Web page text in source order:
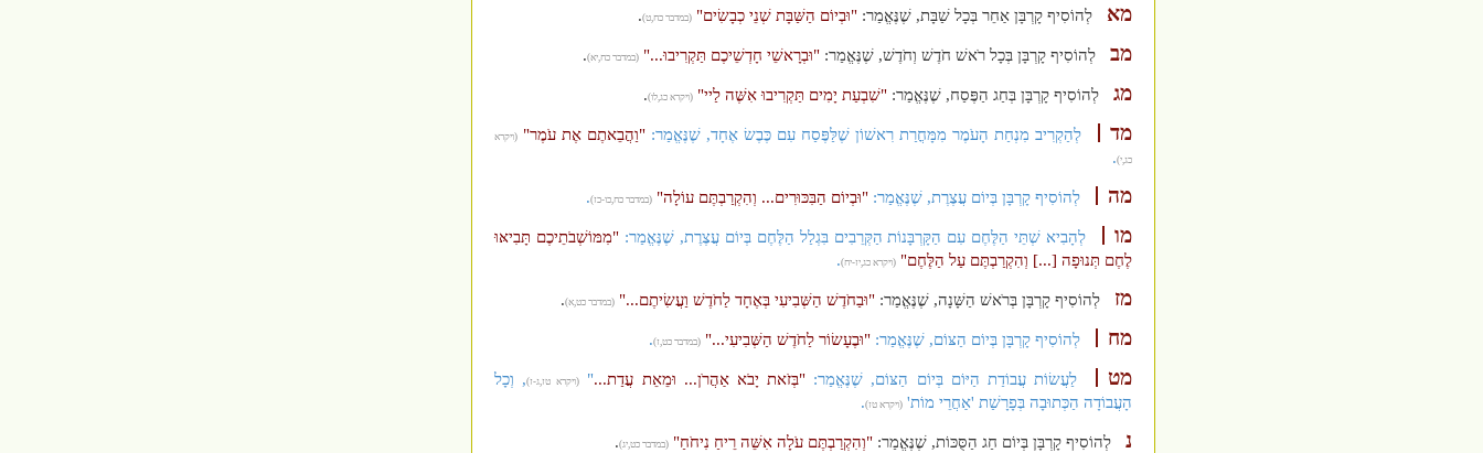
מא לְהוֹסִיף קָרְבָּן אַחֵר בְּכָל שַׁבָּת, שֶׁנֶּאֱמַר:"וּבְיוֹם הַשַּׁבָּת שְׁנֵי כְבָשִׂים" (במדבר כח,ט).
מב לְהוֹסִיף קָרְבָּן בְּכָל רֹאשׁ חֹדֶשׁ וְחֹדֶשׁ, שֶׁנֶּאֱמַר:"וּבְרָאשֵׁי חָדְשֵׁיכֶם תַּקְרִיבוּ..." (במדבר כח,יא).
מג לְהוֹסִיף קָרְבָּן בְּחַג הַפֶּסַח, שֶׁנֶּאֱמַר:"שִׁבְעַת יָמִים תַּקְרִיבוּ אִשֶּׁה לַיי" (ויקרא כג,לו).
מד לְהַקְרִיב מִנְחַת הָעֹמֶר מִמָּחֳרַת רִאשׁוֹן שֶׁלַּפֶּסַח עִם כֶּבֶשׂ אֶחָד, שֶׁנֶּאֱמַר: "וַהֲבֵאתֶם אֶת עֹמֶר" (ויקרא
כג,י).
מה לְהוֹסִיף קָרְבָּן בְּיוֹם עֲצֶרֶת, שֶׁנֶּאֱמַר: "וּבְיוֹם הַבִּכּוּרִים... וְהִקְרַבְתֶּם עוֹלָה" (במדבר כח,כו-כז).
מו לְהָבִיא שְׁתֵּי הַלֶּחֶם עִם הַקָּרְבָּנוֹת הַקְּרֵבִים בִּגְלַל הַלֶּחֶם בְּיוֹם עֲצֶרֶת, שֶׁנֶּאֱמַר:"מִמּוֹשְׁבֹתֵיכֶם תָּבִיאּוּ
לֶחֶם תְּנוּפָה [...] וְהִקְרַבְתֶּם עַל הַלֶּחֶם" (ויקרא כג,יז-יח).
מז לְהוֹסִיף קָרְבָּן בְּרֹאשׁ הַשָּׁנָה, שֶׁנֶּאֱמַר:"וּבַחֹדֶשׁ הַשְּׁבִיעִי בְּאֶחָד לַחֹדֶשׁ וַעֲשִׂיתֶם..." (במדבר כט,א).
מח לְהוֹסִיף קָרְבָּן בְּיוֹם הַצּוֹם, שֶׁנֶּאֱמַר: "וּבֶעָשׂוֹר לַחֹדֶשׁ הַשְּׁבִיעִי..." (במדבר כט,ז).
מט לַעֲשׂוֹת עֲבוֹדַת הַיּוֹם בְּיוֹם הַצּוֹם, שֶׁנֶּאֱמַר: "בְּזֹאת יָבֹא אַהֲרֹן... וּמֵאֵת עֲדַת..." (ויקרא טז,ג-ז), וְכָל
הָעֲבוֹדָה הַכְּתוּבָה בְּפָרָשַׁת 'אַחֲרֵי מוֹת' (ויקרא טז).
נ לְהוֹסִיף קָרְבָּן בְּיוֹם חַג הַסֻּכּוֹת, שֶׁנֶּאֱמַר:"וְהִקְרַבְתֶּם עֹלָה אִשֵּׁה רֵיחַ נִיחֹחַ" (במדבר כט,יג).